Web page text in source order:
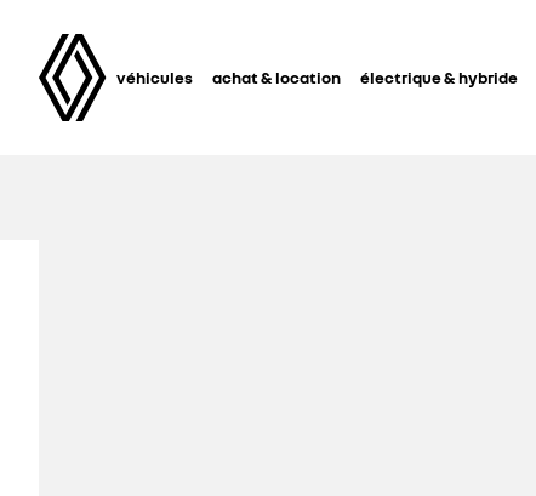
véhicules achat & location électrique & hybride